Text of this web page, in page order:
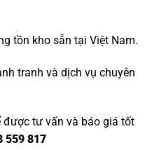
tồn kho sẵn tại Việt Nam.
tranh và dịch vụ chuyên
được tư vấn và báo giá tốt
559 817